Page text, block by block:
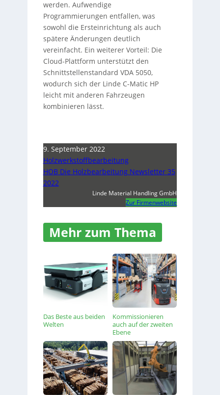
werden. Aufwendige
Programmierungen entfallen, was
sowohl die Ersteinrichtung als auch
spätere Änderungen deutlich
vereinfacht. Ein weiterer Vorteil: Die
Cloud-Plattform unterstützt den
Schnittstellenstandard VDA 5050,
wodurch sich der Linde C-Matic HP
leicht mit anderen Fahrzeugen
kombinieren lässt.
9. September 2022
Holzwerkstoffbearbeitung
HOB Die Holzbearbeitung Newsletter 35
2022
Linde Material Handling GmbH
Zur Firmenwebsite
Mehr zum Thema
Das Beste aus beiden
Welten
Kommissionieren
auch auf der zweiten
Ebene